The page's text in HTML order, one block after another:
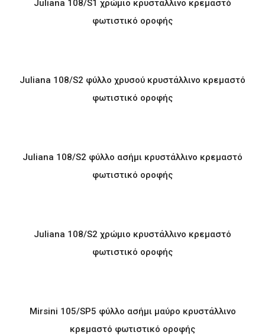
Juliana 108/S1 χρώμιο κρυστάλλινο κρεμαστό
φωτιστικό οροφής
Juliana 108/S2 φύλλο χρυσού κρυστάλλινο κρεμαστό
φωτιστικό οροφής
Juliana 108/S2 φύλλο ασήμι κρυστάλλινο κρεμαστό
φωτιστικό οροφής
Juliana 108/S2 χρώμιο κρυστάλλινο κρεμαστό
φωτιστικό οροφής
Mirsini 105/SP5 φύλλο ασήμι μαύρο κρυστάλλινο
κρεμαστό φωτιστικό οροφής